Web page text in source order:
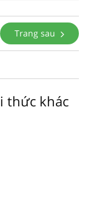
Trang sau
thức khác